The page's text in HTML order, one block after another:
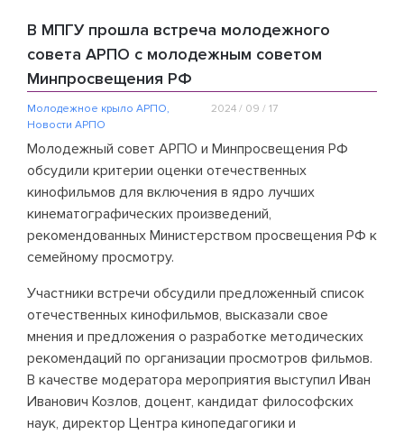
В МПГУ прошла встреча молодежного
совета АРПО с молодежным советом
Минпросвещения РФ
Молодежное крыло АРПО,
Новости АРПО
2024 / 09 / 17
Молодежный совет АРПО и Минпросвещения РФ
обсудили критерии оценки отечественных
кинофильмов для включения в ядро лучших
кинематографических произведений,
рекомендованных Министерством просвещения РФ к
семейному просмотру.
Участники встречи обсудили предложенный список
отечественных кинофильмов, высказали свое
мнения и предложения о разработке методических
рекомендаций по организации просмотров фильмов.
В качестве модератора мероприятия выступил Иван
Иванович Козлов, доцент, кандидат философских
наук, директор Центра кинопедагогики и